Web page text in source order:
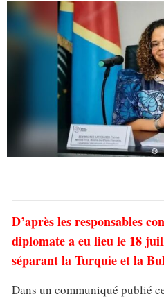
D’après les responsables
diplomate a eu lieu le 18
séparant la Turquie et la
Dans un communiqué publié